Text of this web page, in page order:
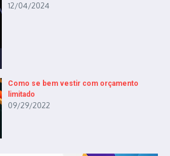
12/04/2024
Como se bem vestir com orçamento
limitado
09/29/2022